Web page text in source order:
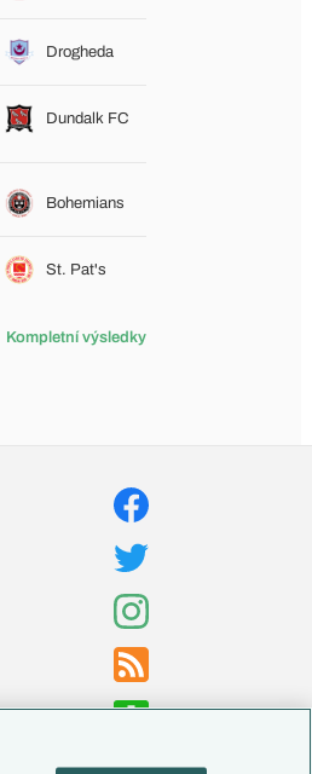
Drogheda
Dundalk FC
Bohemians
St. Pat's
Kompletní výsledky